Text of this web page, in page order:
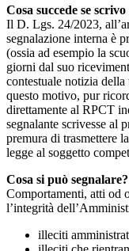
Cosa succede se
Il D. Lgs. 24/2023,
segnalazione interna è
(ossia ad esempio la
giorni dal suo
contestuale notizia della
questo motivo, pur
direttamente al RPCT
segnalante scrivesse al
premura di trasmettere
legge al soggetto
Cosa si può segnalare?
Comportamenti, atti od
l’integrità
illeciti